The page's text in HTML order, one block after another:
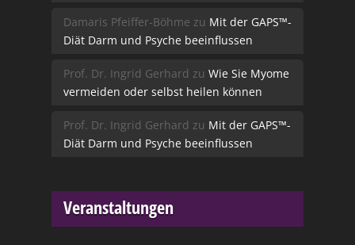
Damaris Pfeiffer-Böhme zu Mit der GAPS™-
Diät Darm und Psyche beeinflussen
Prof. Dr. Ingrid Gerhard zu Wie Sie Myome
vermeiden oder selbst heilen können
Prof. Dr. Ingrid Gerhard zu Mit der GAPS™-
Diät Darm und Psyche beeinflussen
Veranstaltungen